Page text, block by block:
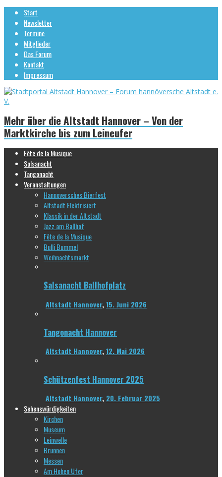
Start
Newsletter
Termine
Mitglieder
Das Forum
Kontakt
Impressum
Mehr über die Altstadt Hannover – Von der
Marktkirche bis zum Leineufer
Fête de la Musique
Salsanacht
Tangonacht
Veranstaltungen
Hannoversches Bierfest
Altstadt Elektrisiert
Klassik in der Altstadt
Jazz am Ballhof
Fête de la Musique
Bulli Bummel
Weihnachtsmarkt
Salsanacht Ballhofplatz
Altstadt Hannover,15. Juni 2026
Tangonacht Hannover
Altstadt Hannover,12. Mai 2026
Schützenfest Hannover 2025
Altstadt Hannover, 20. Februar 2025
Sehenswürdigkeiten
Kirchen
Museum
Leinwelle
Brunnen
Messen
Am Hohen Ufer